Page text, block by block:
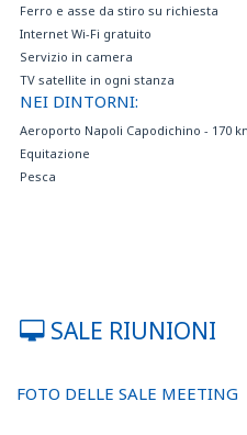
Ferro e asse da stiro su richiesta
Internet Wi-Fi gratuito
Servizio in camera
TV satellite in ogni stanza
NEI DINTORNI:
Aeroporto Napoli Capodichino - 170
Equitazione
Pesca
SALE RIUNIONI
FOTO DELLE SALE MEETING